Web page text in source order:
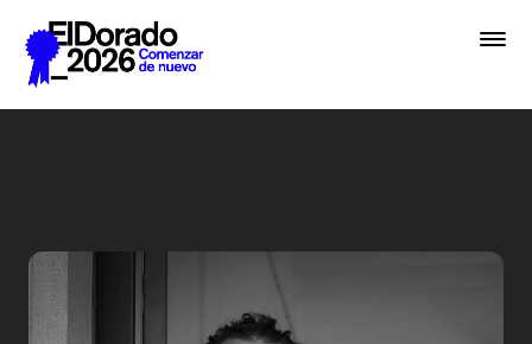
Saltar al contenido principal
Academias